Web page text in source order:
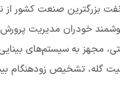
بزرگترین صنعت کشور از
مجهز به سیستم‌های
تشخیص زودهنگام